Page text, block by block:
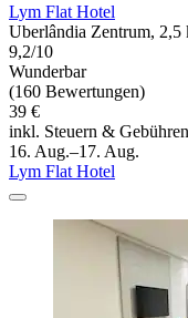
Lym Flat Hotel
Uberlândia Zentrum, 2,5
9,2/10
Wunderbar
(160 Bewertungen)
39 €
inkl. Steuern & Gebühren
16. Aug.–17. Aug.
Lym Flat Hotel